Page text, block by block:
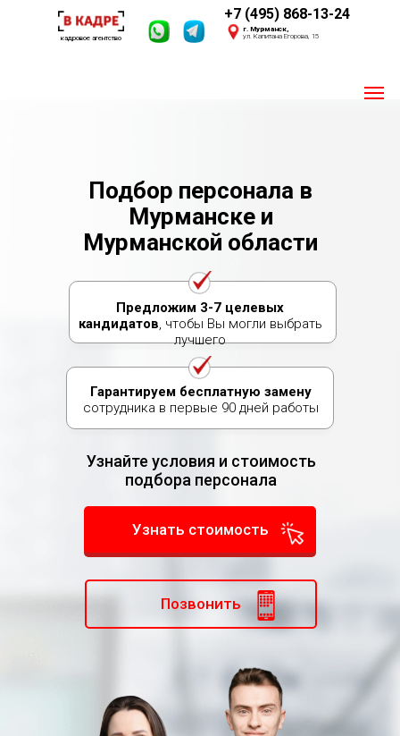
кадровое агентство
Своя база из 2,4 млн. соискателей
Опыт 2016 года
+7 (495) 868-13-24
г. Мурманск,
ул. Капитана Егорова, 15
Подбор персонала в
Мурманске и
Мурманской области
Предложим 3-7 целевых
кандидатов, чтобы Вы могли выбрать
лучшего
Узнайте условия и стоимость
подбора персонала
Узнать стоимость
Гарантируем бесплатную замену
сотрудника в первые 90 дней работы
Позвонить